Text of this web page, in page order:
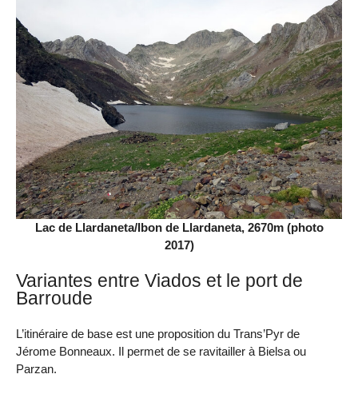
Lac de Llardaneta/Ibon de Llardaneta, 2670m (photo
2017)
Variantes entre Viados et le port de
Barroude
L’itinéraire de base est une proposition du Trans’Pyr de
Jérome Bonneaux. Il permet de se ravitailler à Bielsa ou
Parzan.